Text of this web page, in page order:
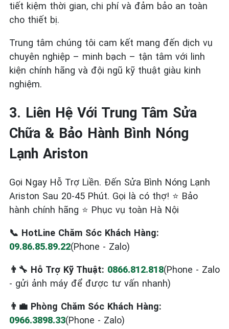
tiết kiệm thời gian, chi phí và đảm bảo an toàn
cho thiết bị.
Trung tâm chúng tôi cam kết mang đến dịch vụ
chuyên nghiệp – minh bạch – tận tâm với linh
kiện chính hãng và đội ngũ kỹ thuật giàu kinh
nghiệm.
3. Liên Hệ Với Trung Tâm Sửa
Chữa & Bảo Hành Bình Nóng
Lạnh Ariston
Gọi Ngay Hỗ Trợ Liền. Đến Sửa Bình Nóng Lạnh
Ariston Sau 20-45 Phút. Gọi là có thợ! ⭐ Bảo
hành chính hãng ⭐ Phục vụ toàn Hà Nội
📞 HotLine Chăm Sóc Khách Hàng:
09.86.85.89.22(Phone - Zalo)
👨‍🔧 Hỗ Trợ Kỹ Thuật: 0866.812.818(Phone - Zalo
- gửi ảnh máy để được tư vấn nhanh)
👨‍💼 Phòng Chăm Sóc Khách Hàng:
0966.3898.33(Phone - Zalo)